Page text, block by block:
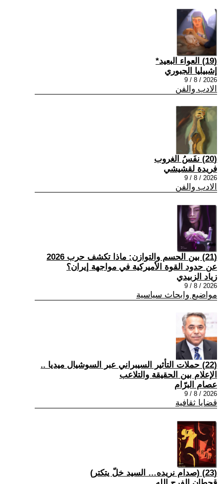
(19) العواء البعيد*
إشبيليا الجبوري
2026 / 8 / 9
الادب والفن
(20) نفَسُ الغروب
فريدة لقشيشي
2026 / 8 / 9
الادب والفن
(21) بين الحسم والتوازن: ماذا تكشف حرب 2026
عن حدود القوة الأميركية في مواجهة إيران؟
زياد الزبيدي
2026 / 8 / 9
مواضيع وابحاث سياسية
(22) حملات التأثير السيبراني عبر السوشيال ميديا ..
الإعلام بين الحقيقة والتلاعب
عصام البرّام
2026 / 8 / 9
قضايا ثقافية
(23) (صدام نريده… السيد خلّ يتكتر)